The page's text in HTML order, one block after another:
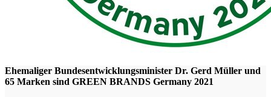
Ehemaliger Bundesentwicklungsminister Dr. Gerd Müller und
65 Marken sind GREEN BRANDS Germany 2021